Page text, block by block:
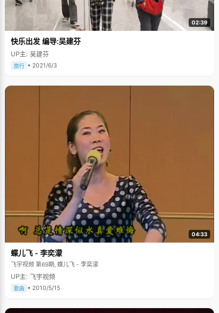
02:39
快乐出发 编导:吴建芬
UP主: 吴建芬
旅行 • 2021/6/3
04:33
蝶儿飞 - 李奕濛
飞宇视频 第69期, 蝶儿飞 - 李奕濛
UP主: 飞宇视频
歌曲 • 2010/5/15